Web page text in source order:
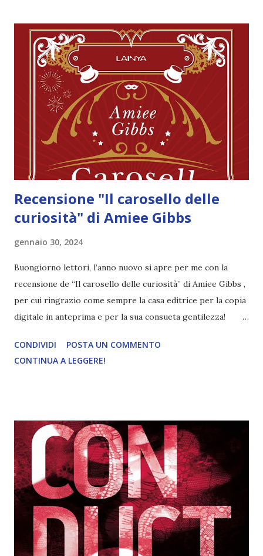
rimanere rinchiusa in una prigione dorata e anela alla
libertà. Tradita da Mida e vessata dalle menzogne, non ha
intenzione di rimanere inattiva e lasciarsi appassire. Nulla
deve distoglierla dal suo desiderio di vendetta, tanto meno
la presenza del potente Re Ravinger, che ha tutta
l'intenzione di far colpo su di lei. Ma questa volta sarà lei a
tirare le fila di tutta la vicenda, con la sola speranza che il
Recensione "Il carosello delle
curiosità" di Amiee Gibbs
gennaio 30, 2024
Buongiorno lettori, l’anno nuovo si apre per me con la
recensione de “Il carosello delle curiosità” di Amiee Gibbs ,
per cui ringrazio come sempre la casa editrice per la copia
digitale in anteprima e per la sua consueta gentilezza!
Casa editrice: Fazi editore Data di pubblicazione: 23
gennaio 2023 Pagine: 456 Traduttore: Sabina Terziani
pubblico dell’Athenaeum, un vecchio carcere trasformato in
teatro che sorge in uno dei quartieri più malfamati e poveri
di Londra. Sul palco si esibiranno l’acrobata albina, i gemelli
siamesi, la ballerina minuta e il piccolo suonatore di violino
dal corpo coperto di peli. Ma l’esibizione più attesa è
sempre quella dell’imprendibile Harlequin e del domatore di
fiamme, Lucien. All’altro capo de...
CONDIVIDI
POSTA UN COMMENTO
CONTINUA A LEGGERE!